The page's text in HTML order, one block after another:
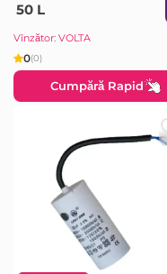
50 L
Vînzător: VOLTA
0(0)
Cumpără Rapid